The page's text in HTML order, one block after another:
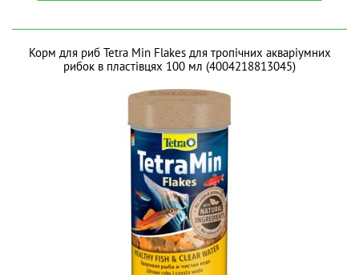
Корм для риб Tetra Min Flakes для тропічних акваріумних
рибок в пластівцях 100 мл (4004218813045)